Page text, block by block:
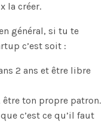
la créer.
général, si tu te
c’est soit :
2 ans et être libre
ton propre patron.
c’est ce qu’il faut